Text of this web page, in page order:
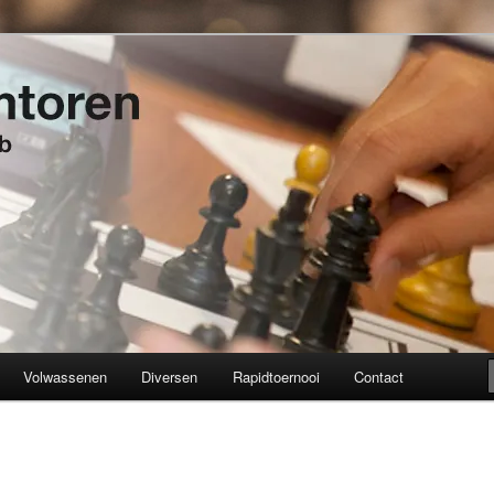
Volwassenen Diversen Rapidtoernooi Contact